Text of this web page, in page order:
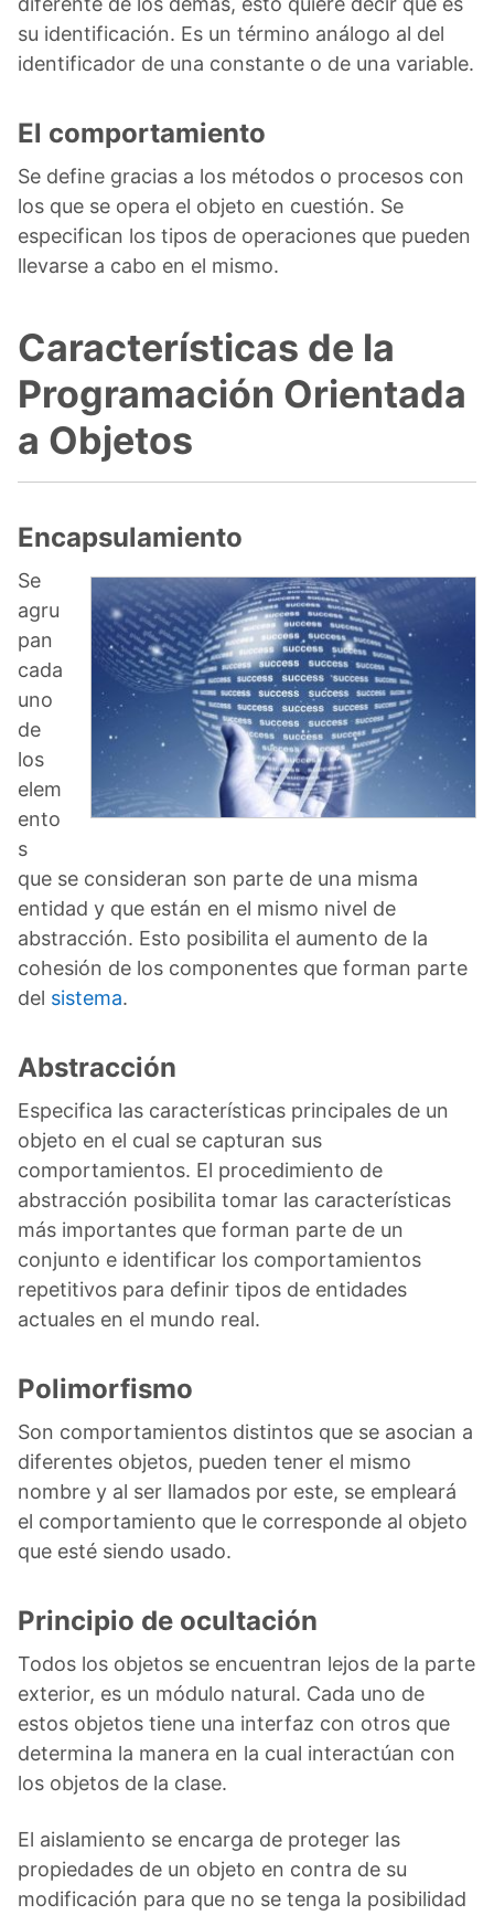
su identificación. Es un término análogo al del
identificador de una constante o de una variable.
El comportamiento
Se define gracias a los métodos o procesos con
los que se opera el objeto en cuestión. Se
especifican los tipos de operaciones que pueden
llevarse a cabo en el mismo.
Características de la
Programación Orientada
a Objetos
Encapsulamiento
Se
agru
pan
cada
uno
de
los
elem
ento
s
que se consideran son parte de una misma
entidad y que están en el mismo nivel de
abstracción. Esto posibilita el aumento de la
cohesión de los componentes que forman parte
del sistema.
Abstracción
Especifica las características principales de un
objeto en el cual se capturan sus
comportamientos. El procedimiento de
abstracción posibilita tomar las características
más importantes que forman parte de un
conjunto e identificar los comportamientos
repetitivos para definir tipos de entidades
actuales en el mundo real.
Polimorfismo
Son comportamientos distintos que se asocian a
diferentes objetos, pueden tener el mismo
nombre y al ser llamados por este, se empleará
el comportamiento que le corresponde al objeto
que esté siendo usado.
Principio de ocultación
Todos los objetos se encuentran lejos de la parte
exterior, es un módulo natural. Cada uno de
estos objetos tiene una interfaz con otros que
determina la manera en la cual interactúan con
los objetos de la clase.
El aislamiento se encarga de proteger las
propiedades de un objeto en contra de su
modificación para que no se tenga la posibilidad